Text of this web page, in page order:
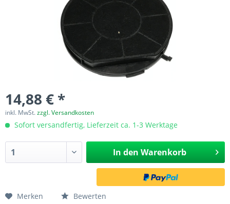
14,88 € *
inkl. MwSt.zzgl. Versandkosten
Sofort versandfertig, Lieferzeit ca. 1-3 Werktage
In den Warenkorb
Merken Bewerten